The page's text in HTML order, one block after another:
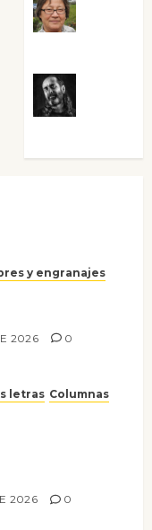
y engranajes
2026 0
letras Columnas
2026 0